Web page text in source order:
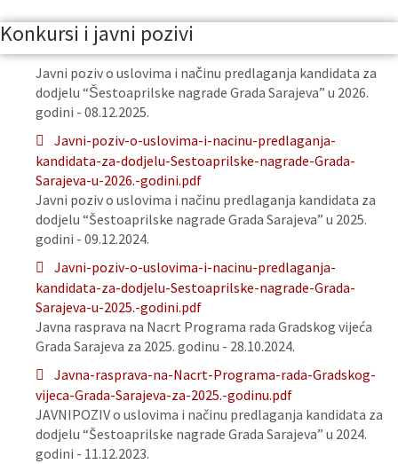
Konkursi i javni pozivi
Javni poziv o uslovima i načinu predlaganja kandidata za
dodjelu “Šestoaprilske nagrade Grada Sarajeva” u 2026.
godini - 08.12.2025.
Javni-poziv-o-uslovima-i-nacinu-predlaganja-
kandidata-za-dodjelu-Sestoaprilske-nagrade-Grada-
Sarajeva-u-2026.-godini.pdf
Javni poziv o uslovima i načinu predlaganja kandidata za
dodjelu “Šestoaprilske nagrade Grada Sarajeva” u 2025.
godini - 09.12.2024.
Javni-poziv-o-uslovima-i-nacinu-predlaganja-
kandidata-za-dodjelu-Sestoaprilske-nagrade-Grada-
Sarajeva-u-2025.-godini.pdf
Javna rasprava na Nacrt Programa rada Gradskog vijeća
Grada Sarajeva za 2025. godinu - 28.10.2024.
Javna-rasprava-na-Nacrt-Programa-rada-Gradskog-
vijeca-Grada-Sarajeva-za-2025.-godinu.pdf
JAVNIPOZIV o uslovima i načinu predlaganja kandidata za
dodjelu “Šestoaprilske nagrade Grada Sarajeva” u 2024.
godini - 11.12.2023.